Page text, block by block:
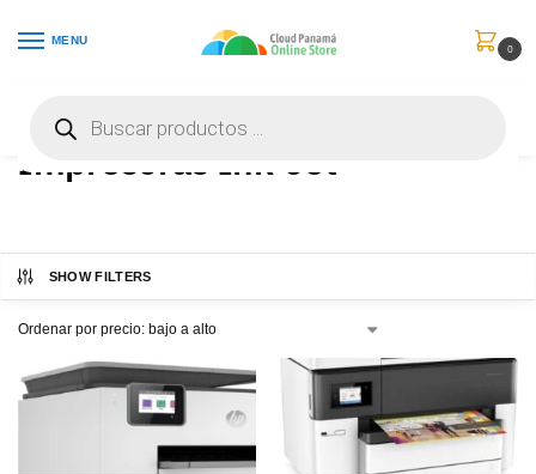
MENU
0
Impresoras Ink-Jet
SHOW FILTERS